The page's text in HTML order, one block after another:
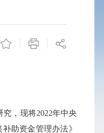
，现将2022年中央
助资金管理办法》